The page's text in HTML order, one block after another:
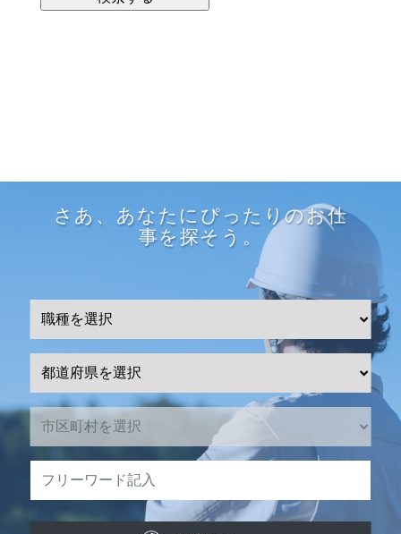
さあ、あなたにぴったりのお仕
事を探そう。